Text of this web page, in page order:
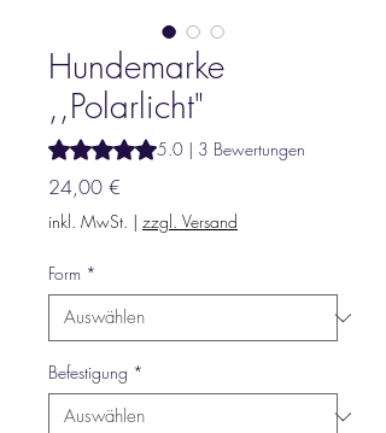
Hundemarke
,,Polarlicht"
Das Rating beträgt 5.0 von fünf
5.0 | 3 Bewertungen
24,00 €
inkl. MwSt. | zzgl. Versand
Form *
Befestigung *